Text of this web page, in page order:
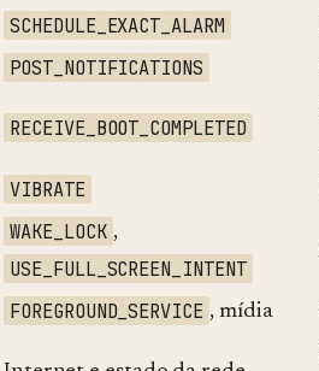
SCHEDULE_EXACT_ALARM
POST_NOTIFICATIONS
RECEIVE_BOOT_COMPLETED
VIBRATE
WAKE_LOCK ,
USE_FULL_SCREEN_INTENT
FOREGROUND_SERVICE , mídia